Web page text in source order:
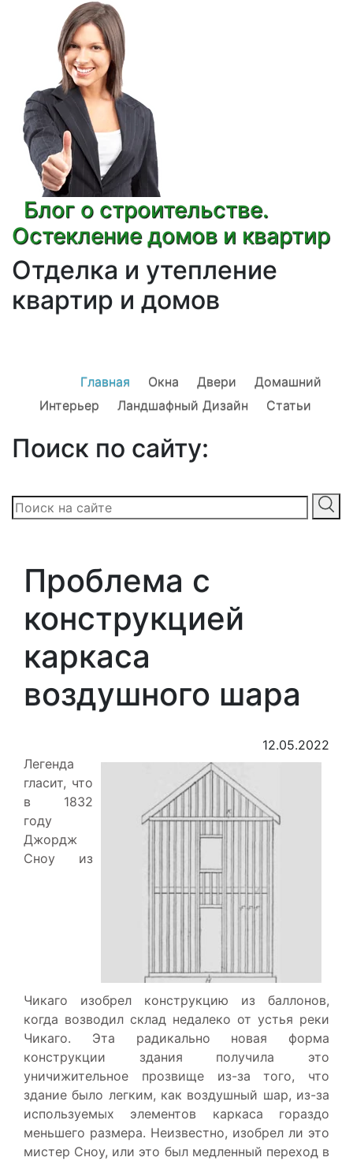
Блог о строительстве.
Остекление домов и квартир
Отделка и утепление
квартир и домов
Главная Окна Двери
Домашний
Интерьер
Ландшафный Дизайн Статьи
Поиск по сайту:
Проблема с
конструкцией
каркаса
воздушного шара
12.05.2022
Легенда
гласит, что
в 1832
году
Джордж
Сноу из
Чикаго изобрел конструкцию из баллонов,
когда возводил склад недалеко от устья реки
Чикаго. Эта радикально новая форма
конструкции здания получила это
уничижительное прозвище из-за того, что
здание было легким, как воздушный шар, из-за
используемых элементов каркаса гораздо
меньшего размера. Неизвестно, изобрел ли это
мистер Сноу, или это был медленный переход в